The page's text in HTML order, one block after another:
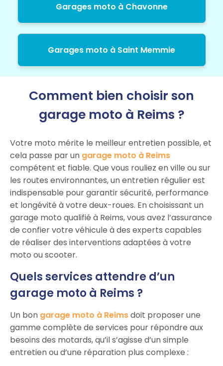
Garages moto à Chavonne
Garages moto à Saint Memmie
Comment bien choisir son
garage moto à Reims ?
Votre moto mérite le meilleur entretien possible, et
cela passe par un garage moto à Reims
compétent et fiable. Que vous rouliez en ville ou sur
les routes environnantes, un entretien régulier est
indispensable pour garantir sécurité, performance
et longévité à votre deux-roues. En choisissant un
garage moto qualifié à Reims, vous avez l’assurance
de confier votre véhicule à des experts capables
de réaliser des interventions adaptées à votre
moto ou scooter.
Quels services attendre d’un
garage moto à Reims ?
Un bon garage moto à Reimsdoit proposer une
gamme complète de services pour répondre aux
besoins des motards, qu’il s’agisse d’un simple
entretien ou d’une réparation plus complexe :